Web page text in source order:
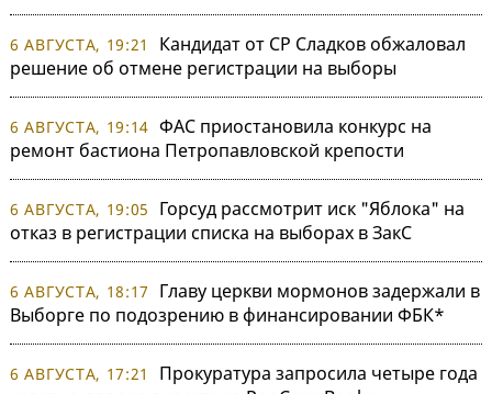
6 АВГУСТА, 19:21
Кандидат от СР Сладков обжаловал
решение об отмене регистрации на выборы
6 АВГУСТА, 19:14 ФАС приостановила конкурс на
ремонт бастиона Петропавловской крепости
6 АВГУСТА, 19:05
Горсуд рассмотрит иск "Яблока" на
отказ в регистрации списка на выборах в ЗакС
6 АВГУСТА, 18:17
Главу церкви мормонов задержали в
Выборге по подозрению в финансировании ФБК*
6 АВГУСТА, 17:21
Прокуратура запросила четыре года